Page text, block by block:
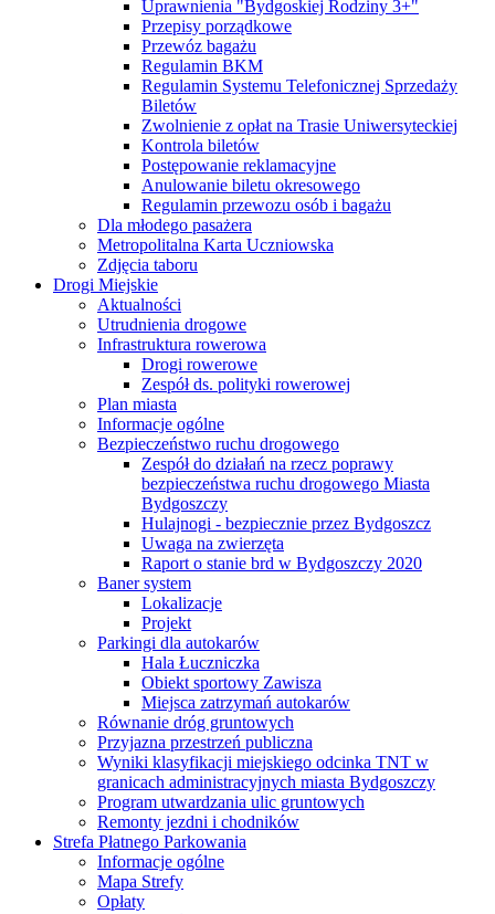
Uprawnienia "Bydgoskiej Rodziny 3+"
Przepisy porządkowe
Przewóz bagażu
Regulamin BKM
Regulamin Systemu Telefonicznej Sprzedaży
Biletów
Zwolnienie z opłat na Trasie Uniwersyteckiej
Kontrola biletów
Postępowanie reklamacyjne
Anulowanie biletu okresowego
Regulamin przewozu osób i bagażu
Dla młodego pasażera
Metropolitalna Karta Uczniowska
Zdjęcia taboru
Drogi Miejskie
Aktualności
Utrudnienia drogowe
Infrastruktura rowerowa
Drogi rowerowe
Zespół ds. polityki rowerowej
Plan miasta
Informacje ogólne
Bezpieczeństwo ruchu drogowego
Zespół do działań na rzecz poprawy
bezpieczeństwa ruchu drogowego Miasta
Bydgoszczy
Hulajnogi - bezpiecznie przez Bydgoszcz
Uwaga na zwierzęta
Raport o stanie brd w Bydgoszczy 2020
Baner system
Lokalizacje
Projekt
Parkingi dla autokarów
Hala Łuczniczka
Obiekt sportowy Zawisza
Miejsca zatrzymań autokarów
Równanie dróg gruntowych
Przyjazna przestrzeń publiczna
Wyniki klasyfikacji miejskiego odcinka TNT w
granicach administracyjnych miasta Bydgoszczy
Program utwardzania ulic gruntowych
Remonty jezdni i chodników
Strefa Płatnego Parkowania
Informacje ogólne
Mapa Strefy
Opłaty